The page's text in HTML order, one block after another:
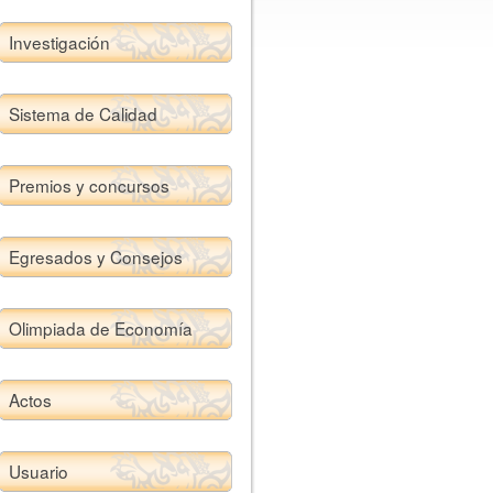
Investigación
Sistema de Calidad
Premios y concursos
Egresados y Consejos
Olimpiada de Economía
Actos
Usuario